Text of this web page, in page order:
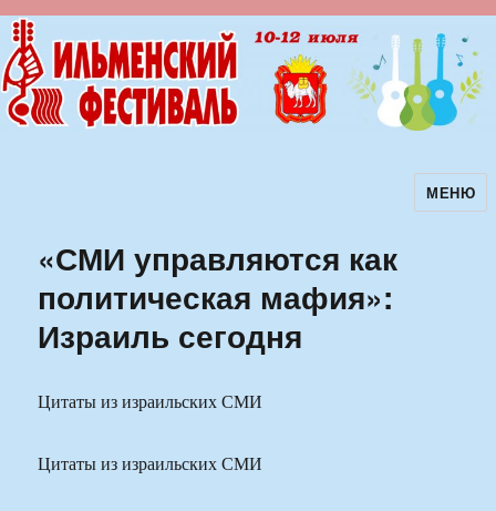
Ильменский фестиваль авторскойМЕНЮ
«СМИ управляются как
политическая мафия»:
Израиль сегодня
Цитаты из израильских СМИ
Цитаты из израильских СМИ